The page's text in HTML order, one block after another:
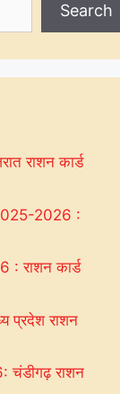
Search
राशन कार्ड
2026 :
राशन कार्ड
प्रदेश राशन
राशन